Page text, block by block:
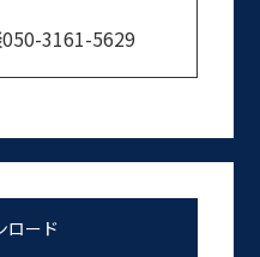
050-3161-5629
ロード